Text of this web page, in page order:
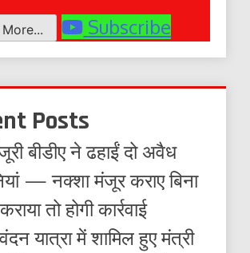
Subscribe
Posts
बीडीए ने ढहाईं दो अवैध
— नक्शा मंजूर कराए बिना
तो होगी कार्रवाई
यात्रा में शामिल हुए मंत्री